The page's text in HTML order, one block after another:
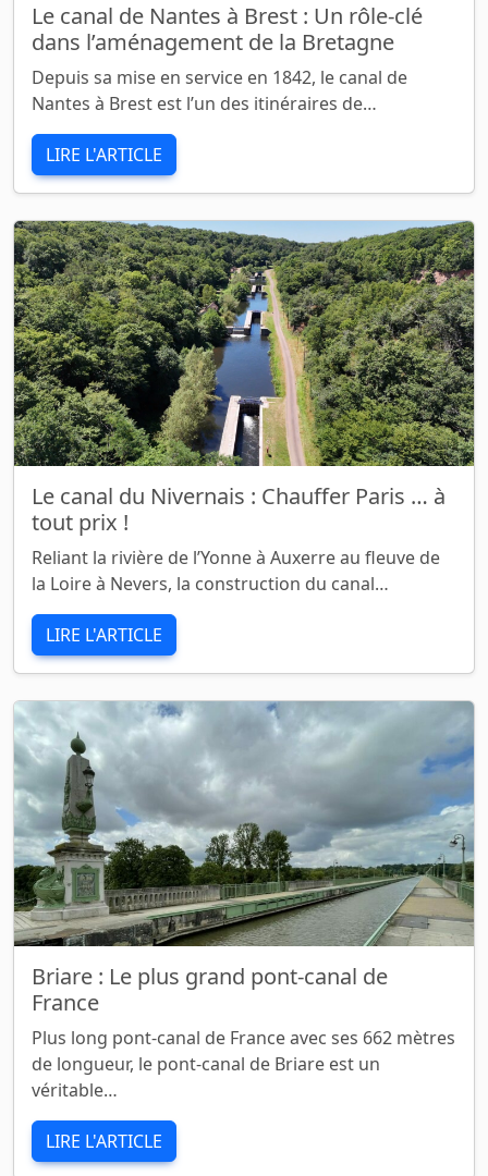
Le canal de Nantes à Brest : Un rôle-clé
dans l’aménagement de la Bretagne
Depuis sa mise en service en 1842, le canal de
Nantes à Brest est l’un des itinéraires de…
LIRE L'ARTICLE
Le canal du Nivernais : Chauffer Paris … à
tout prix !
Reliant la rivière de l’Yonne à Auxerre au fleuve de
la Loire à Nevers, la construction du canal…
LIRE L'ARTICLE
Briare : Le plus grand pont-canal de
France
Plus long pont-canal de France avec ses 662 mètres
de longueur, le pont-canal de Briare est un
véritable…
LIRE L'ARTICLE